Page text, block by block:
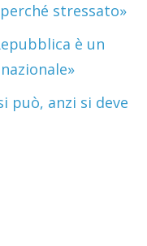
stressato»
è un
può, anzi si deve